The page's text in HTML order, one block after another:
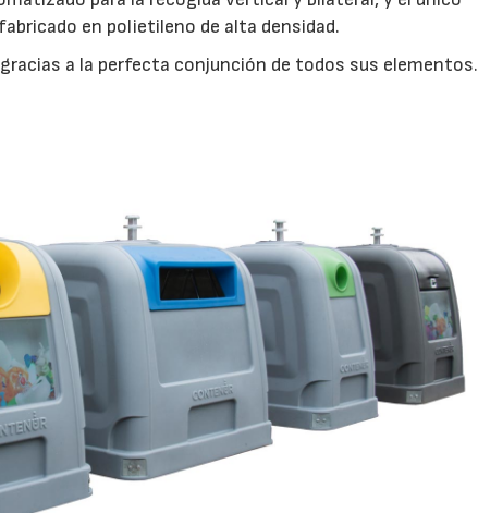
en polietileno de alta densidad.
a la perfecta conjunción de todos sus elementos.